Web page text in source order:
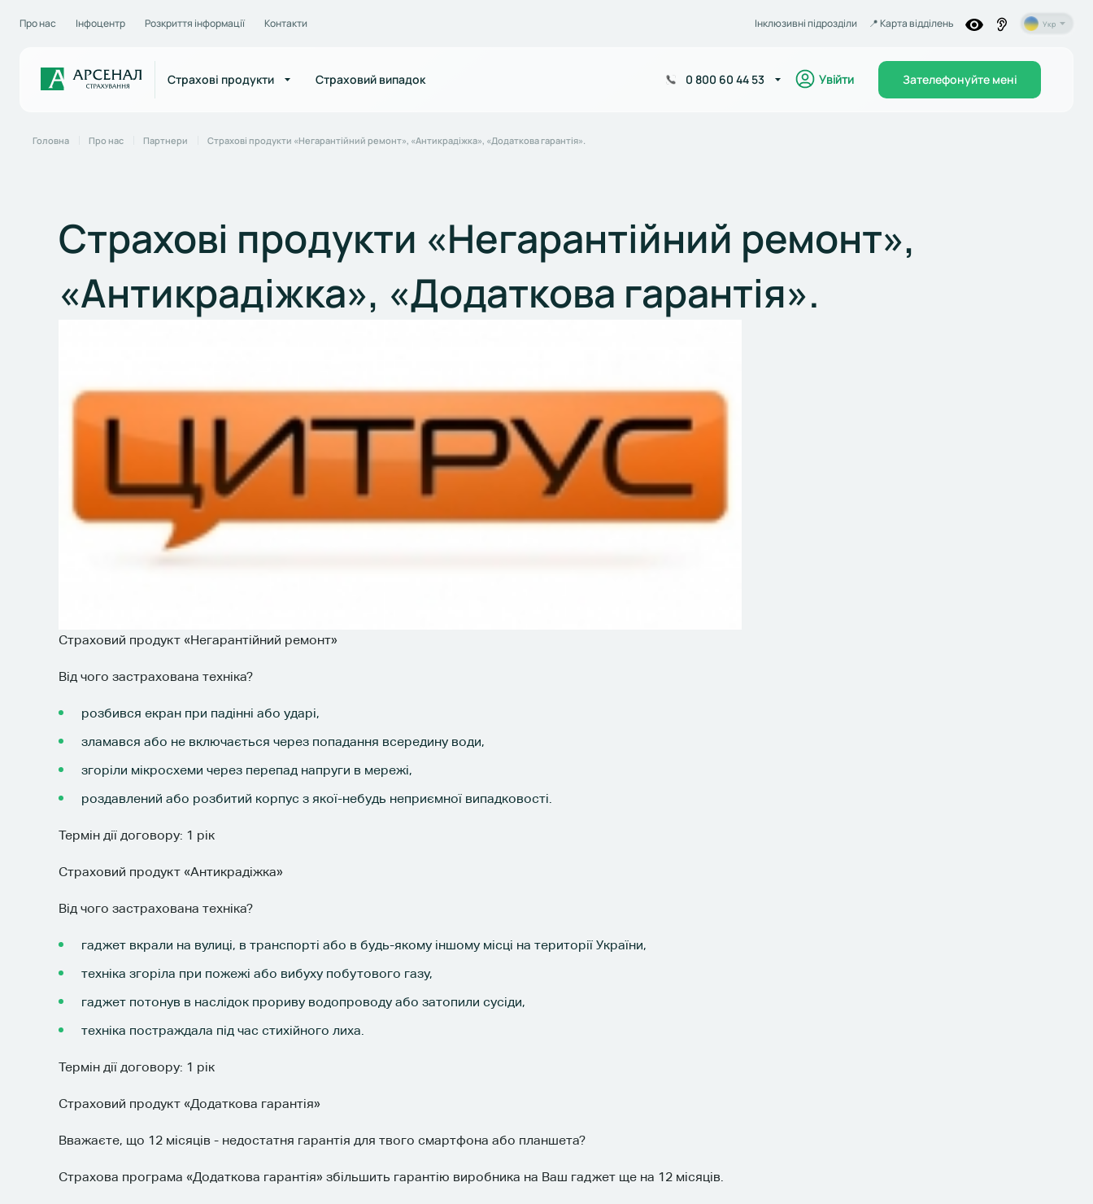
Про нас Інфоцентр Розкриття інформації Контакти Інклюзивні підрозділи 📍️ Карта відділень Укр
Страхові продукти Страховий випадок 0 800 60 44 53 Увійти Зателефонуйте мені
Головна Про нас Партнери Страхові продукти «Негарантійний ремонт», «Антикрадіжка», «Додаткова гарантія».
Страхові продукти «Негарантійний ремонт»,
«Антикрадіжка», «Додаткова гарантія».
Страховий продукт «Негарантійний ремонт»
Від чого застрахована техніка?
розбився екран при падінні або ударі,
зламався або не включається через попадання всередину води,
згоріли мікросхеми через перепад напруги в мережі,
роздавлений або розбитий корпус з якої-небудь неприємної випадковості.
Термін дії договору: 1 рік
Страховий продукт «Антикрадіжка»
Від чого застрахована техніка?
гаджет вкрали на вулиці, в транспорті або в будь-якому іншому місці на території України,
техніка згоріла при пожежі або вибуху побутового газу,
гаджет потонув в наслідок прориву водопроводу або затопили сусіди,
техніка постраждала під час стихійного лиха.
Термін дії договору: 1 рік
Страховий продукт «Додаткова гарантія»
Вважаєте, що 12 місяців - недостатня гарантія для твого смартфона або планшета?
Страхова програма «Додаткова гарантія» збільшить гарантію виробника на Ваш гаджет ще на 12 місяців.